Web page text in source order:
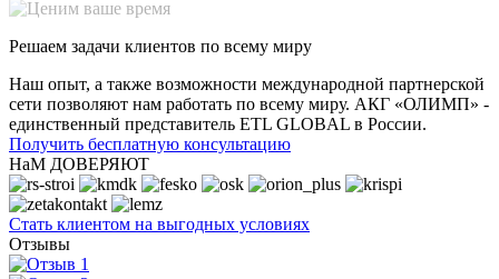
Решаем задачи клиентов по всему миру
Наш опыт, а также возможности международной партнерской
сети позволяют нам работать по всему миру. АКГ «ОЛИМП» -
единственный представитель ETL GLOBAL в России.
Получить бесплатную консультацию
НаМ ДОВЕРЯЮТ
Стать клиентом на выгодных условиях
Отзывы